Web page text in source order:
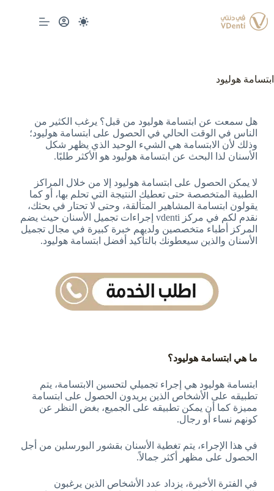
ابتسامة هوليود
هل سمعت عن ابتسامة هوليود من قبل؟ يرغب الكثير من
الناس في الوقت الحالي في الحصول على ابتسامة هوليود؛
وذلك لأن الابتسامة هي الشيء الوحيد الذي يظهر شكل
الأسنان لذا البحث عن ابتسامة هوليود هو الأكثر طلبًا.
لا يمكن الحصول على ابتسامة هوليود إلا من خلال المراكز
الطبية المتخصصة حتى تعطيك النتيجة التي تحلم بها، أو كما
يقولون ابتسامة المشاهير المتألقة، وحتى لا تحتار في بحثك،
نقدم لكم في مركز vdenti إجراءات تجميل الأسنان حيث يضم
المركز أطباء متخصصين ولديهم خبرة كبيرة في مجال تجميل
الأسنان والذين سيعطونك بالتأكيد أفضل ابتسامة هوليود.
ما هي ابتسامة هوليود؟
ابتسامة هوليود هي إجراء تجميلي لتحسين الابتسامة، يتم
تطبيقه على الأشخاص الذين يريدون الحصول على ابتسامة
مميزة كما أن يمكن تطبيقه على الجميع، بغض النظر عن
كونهم نساء أو رجال.
في هذا الإجراء، يتم تغطية الأسنان بقشور البورسلين من أجل
الحصول على مظهر أكثر جمالاً.
في الفترة الأخيرة، يزداد عدد الأشخاص الذين يرغبون